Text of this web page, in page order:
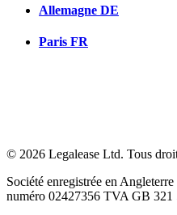
Allemagne DE
Paris FR
© 2026 Legalease Ltd. Tous
Société enregistrée en
numéro 02427356 TVA GB 321